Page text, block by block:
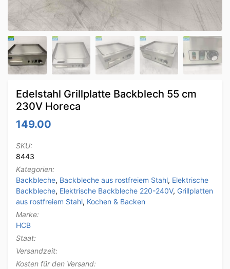
Edelstahl Grillplatte Backblech 55 cm
230V Horeca
149.00
SKU:
8443
Kategorien:
Backbleche, Backbleche aus rostfreiem Stahl, Elektrische
Backbleche, Elektrische Backbleche 220-240V, Grillplatten
aus rostfreiem Stahl, Kochen & Backen
Marke:
HCB
Staat:
Versandzeit:
Kosten für den Versand: